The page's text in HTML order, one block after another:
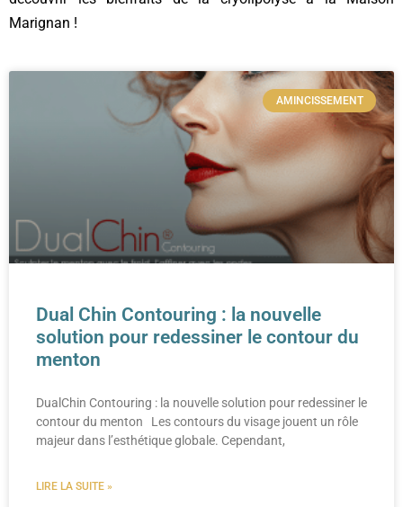
Marignan !
AMINCISSEMENT
Dual Chin Contouring : la nouvelle
solution pour redessiner le contour du
menton
DualChin Contouring : la nouvelle solution pour redessiner le
contour du menton Les contours du visage jouent un rôle
majeur dans l’esthétique globale. Cependant,
LIRE LA SUITE »